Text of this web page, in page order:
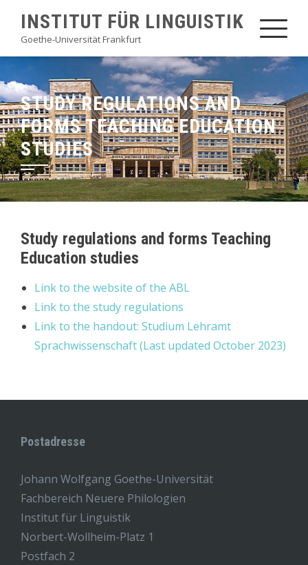
content
INSTITUT FÜR LINGUISTIK
Goethe-Universität Frankfurt
STUDY REGULATIONS AND
FORMS TEACHING EDUCATION
STUDIES
Study regulations and forms Teaching
Education studies
Link to the website of the ABL
Link to the study regulations
Link to the handout: Studium Lehramt
Sprachwissenschaft (Last updated October 2023)
Postadresse
Johann Wolfgang Goethe-Universität
Fachbereich Neuere Philologien
Institut für Linguistik
Norbert-Wollheim-Platz 1
Postfach 2